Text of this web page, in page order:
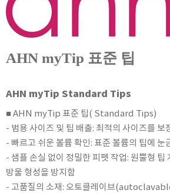
INSMARK
IRROMETER
JFE Advantech
KASUGA
KORNO
KYORITSU
Martens (GHM Group)
MEIJI TECHNO
Milwaukee Instruments
MITSUBOSHI
AHN myTip 표준 팁
AHN myTip Standard Tips
■ AHN myTip 표준 팁( Standard Tips)
- 범용 사이즈 및 팁 배출: 최적의 사이즈를 보
- 빠르고 쉬운 볼륨 확인: 표준 볼륨의 팁에 눈
- 샘플 손실 없이 정밀한 피펫 작업: 원뿔형 팁
방울 형성을 방지함
- 고품질의 소재: 오토클레이브